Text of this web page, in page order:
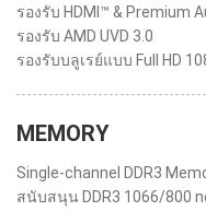
รองรับ HDMI™ & Premium
รองรับ AMD UVD 3.0
รองรับบลูเรย์แบบ Full HD
MEMORY
Single-channel DDR3
สนับสนุน DDR3 1066/800